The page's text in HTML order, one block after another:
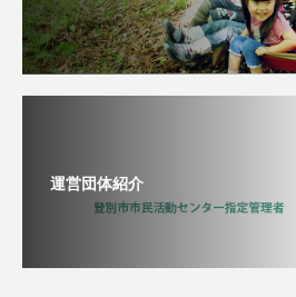
運営団体紹介